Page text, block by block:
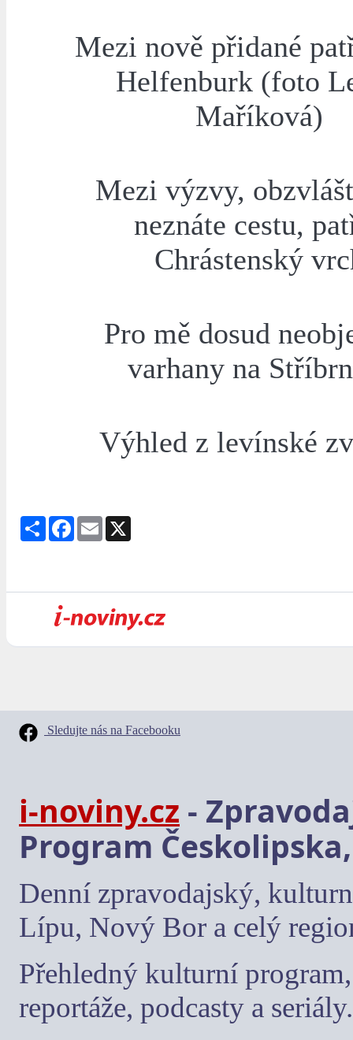
Mezi nově přidané
Helfenburk (foto
Maříková)
Mezi výzvy,
neznáte cestu,
Chrástenský
Pro mě dosud
varhany na
Výhled z levínské
Share Facebook
Email
Sledujte nás na Facebooku
i-noviny.cz -
Program
Denní zpravodajský,
Lípu, Nový Bor a celý
Přehledný kulturní
reportáže, podcasty a seriály.